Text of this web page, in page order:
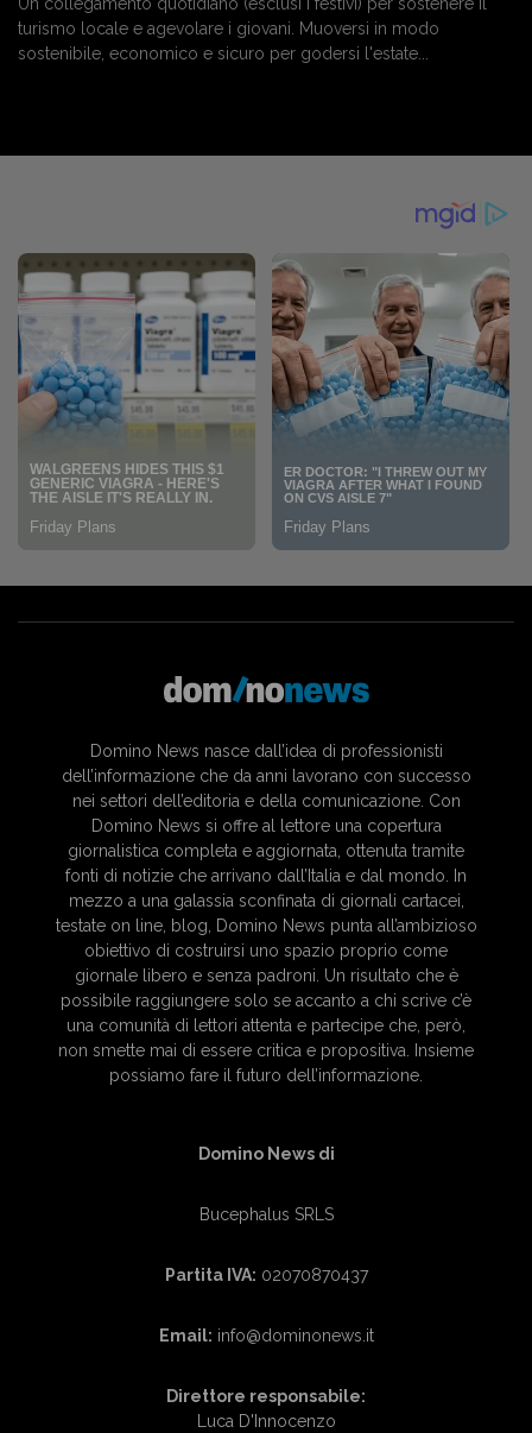
turismo locale e agevolare i giovani. Muoversi in modo
sostenibile, economico e sicuro per godersi l'estate...
Domino News nasce dall’idea di professionisti
dell’informazione che da anni lavorano con successo
nei settori dell’editoria e della comunicazione. Con
Domino News si offre al lettore una copertura
giornalistica completa e aggiornata, ottenuta tramite
fonti di notizie che arrivano dall’Italia e dal mondo. In
mezzo a una galassia sconfinata di giornali cartacei,
testate on line, blog, Domino News punta all’ambizioso
obiettivo di costruirsi uno spazio proprio come
giornale libero e senza padroni. Un risultato che è
possibile raggiungere solo se accanto a chi scrive c’è
una comunità di lettori attenta e partecipe che, però,
non smette mai di essere critica e propositiva. Insieme
possiamo fare il futuro dell’informazione.
Domino News di
Bucephalus SRLS
Partita IVA: 02070870437
Email: info@dominonews.it
Direttore responsabile:
Luca D'Innocenzo